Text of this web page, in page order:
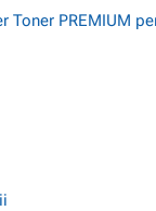
Toner PREMIUM